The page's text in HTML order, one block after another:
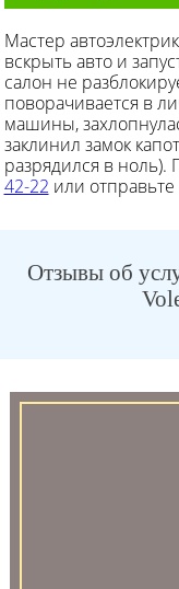
Мастер
вскрыть авто и
салон не
поворачивается в
машины,
заклинил замок
разрядился в ноль).
42-22 или отправьте
Отзывы об